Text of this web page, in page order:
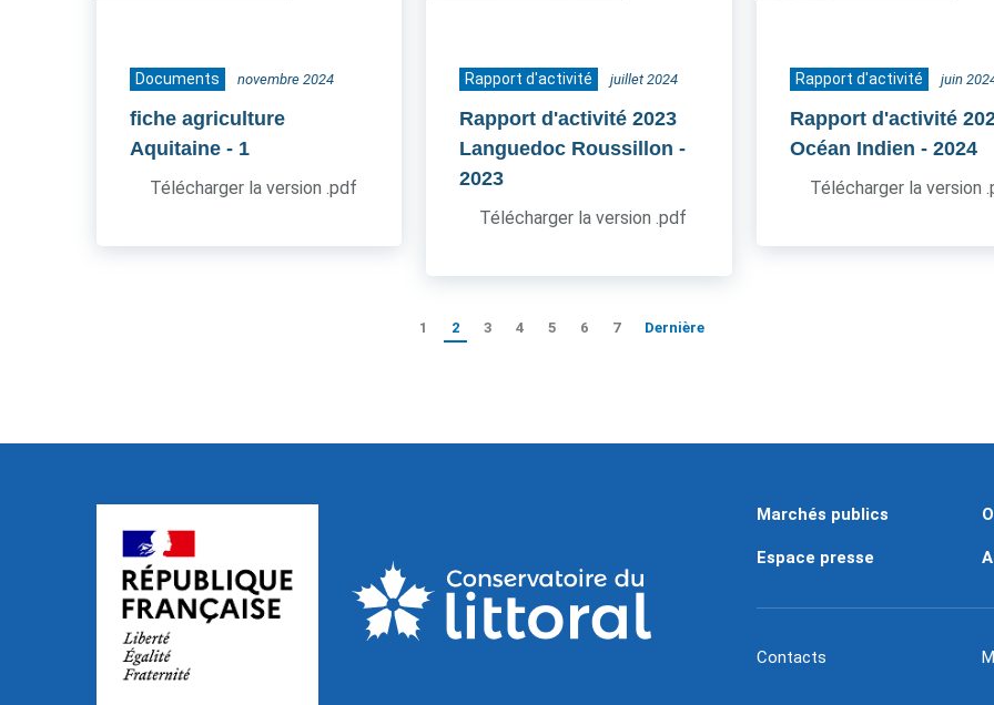
Documents novembre 2024
fiche agriculture
Aquitaine - 1
Télécharger la version .pdf
Rapport d'activité juillet 2024
Rapport d'activité 2023
Languedoc Roussillon -
2023
Télécharger la version .pdf
Rapport d'activité juin
Rapport d'activité
Océan Indien - 2024
Télécharger la version
1 2 3 4 5 6 7 Dernière
Marchés publics
Espace presse
Contacts